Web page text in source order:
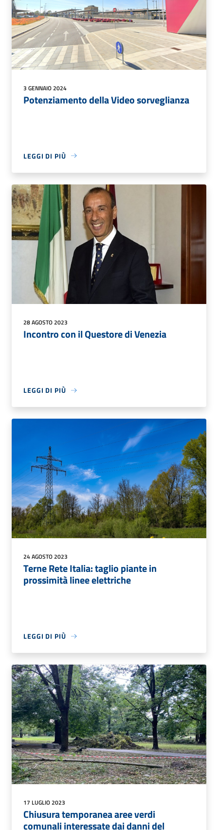
3 GENNAIO 2024
Potenziamento della Video sorveglianza
LEGGI DI PIÙ
28 AGOSTO 2023
Incontro con il Questore di Venezia
LEGGI DI PIÙ
24 AGOSTO 2023
Terne Rete Italia: taglio piante in
prossimità linee elettriche
LEGGI DI PIÙ
17 LUGLIO 2023
Chiusura temporanea aree verdi
comunali interessate dai danni del